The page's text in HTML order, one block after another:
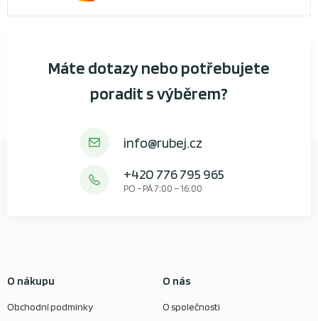
Máte dotazy nebo potřebujete
poradit s výběrem?
info@rubej.cz
+420 776 795 965
PO - PÁ 7:00 – 16:00
O nákupu
Obchodní podmínky
O nás
O společnosti